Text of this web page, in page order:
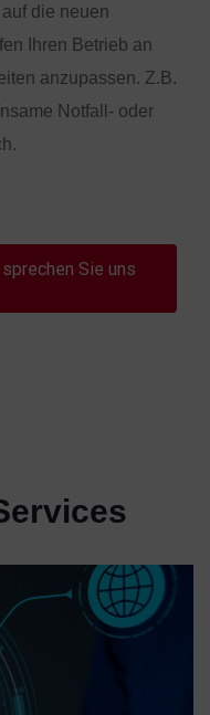
die neuen
Ihren Betrieb an
anzupassen. Z.B.
Notfall- oder
Sie uns